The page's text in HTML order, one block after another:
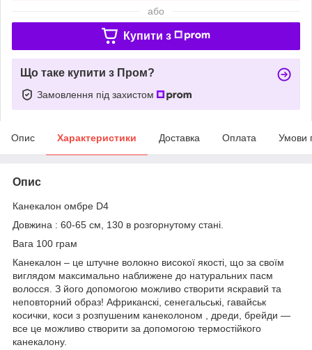
або
Купити з
Що таке купити з Пром?
Замовлення під захистом
Опис Характеристики Доставка Оплата Умови
Опис
Канекалон омбре D4
Довжина : 60-65 см, 130 в розгорнутому стані.
Вага 100 грам
Канекалон – це штучне волокно високої якості, що за своїм
виглядом максимально наближене до натуральних пасм
волосся. З його допомогою можливо створити яскравий та
неповторний образ! Африканскі, сенегальські, гавайськ
косички, коси з розпушеним канеколоном , дреди, брейди —
все це можливо створити за допомогою термостійкого
канекалону.